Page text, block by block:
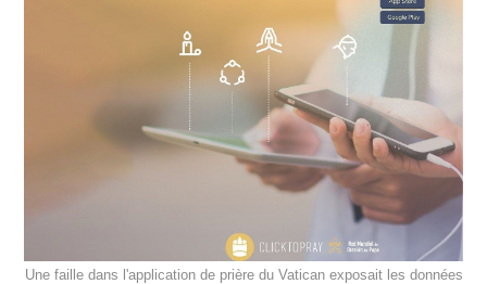
Une faille dans l'application de prière du Vatican exposait les données